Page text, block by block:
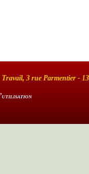
3 rue Parmentier -